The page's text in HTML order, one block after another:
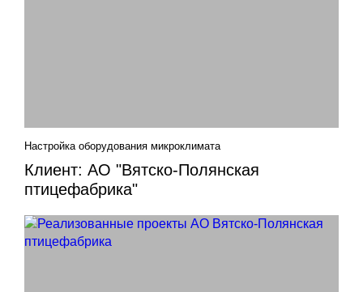
Клиент: АО "Вятско-Полянская
птицефабрика"
Настройка оборудования микроклимата